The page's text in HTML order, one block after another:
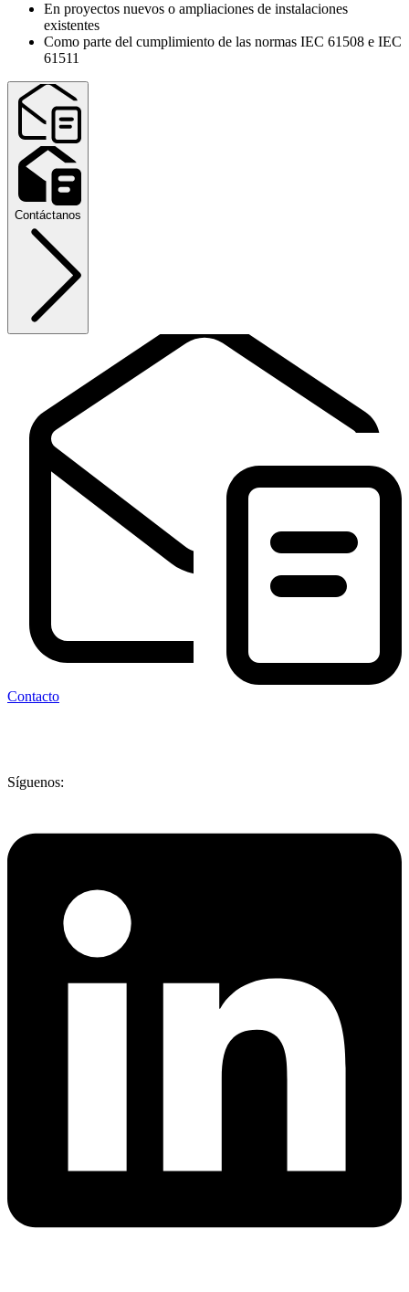
En proyectos nuevos o ampliaciones de instalaciones
existentes
Como parte del cumplimiento de las normas IEC 61508 e IEC
61511
Contáctanos
Contacto
Síguenos: